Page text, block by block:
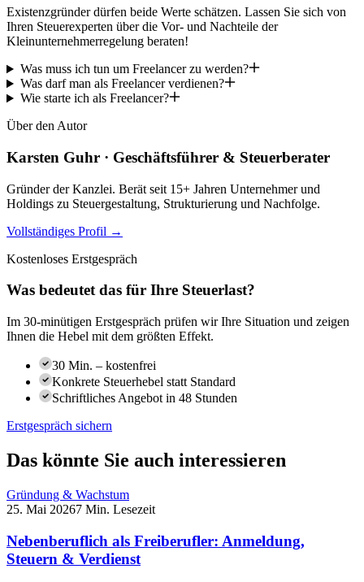
Existenzgründer dürfen beide Werte schätzen. Lassen Sie sich von
Ihren Steuerexperten über die Vor- und Nachteile der
Kleinunternehmerregelung beraten!
Was muss ich tun um Freelancer zu werden?
Was darf man als Freelancer verdienen?
Wie starte ich als Freelancer?
Über den Autor
Karsten Guhr · Geschäftsführer & Steuerberater
Gründer der Kanzlei. Berät seit 15+ Jahren Unternehmer und
Holdings zu Steuergestaltung, Strukturierung und Nachfolge.
Vollständiges Profil →
Kostenloses Erstgespräch
Was bedeutet das für Ihre Steuerlast?
Im 30-minütigen Erstgespräch prüfen wir Ihre Situation und zeigen
Ihnen die Hebel mit dem größten Effekt.
30 Min. – kostenfrei
Konkrete Steuerhebel statt Standard
Schriftliches Angebot in 48 Stunden
Erstgespräch sichern
Das könnte Sie auch interessieren
Gründung & Wachstum
25. Mai 20267 Min. Lesezeit
Nebenberuflich als Freiberufler: Anmeldung,
Steuern & Verdienst